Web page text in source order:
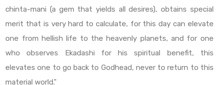
chinta-mani (a gem that yields all desires), obtains special
merit that is very hard to calculate, for this day can elevate
one from hellish life to the heavenly planets, and for one
who observes Ekadashi for his spiritual benefit, this
elevates one to go back to Godhead, never to return to this
material world."